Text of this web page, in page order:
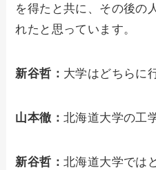
を得たと共に、その後の
れたと思っています。
新谷哲： 大学はどちらに
山本徹：北海道大学の工
新谷哲：北海道大学では